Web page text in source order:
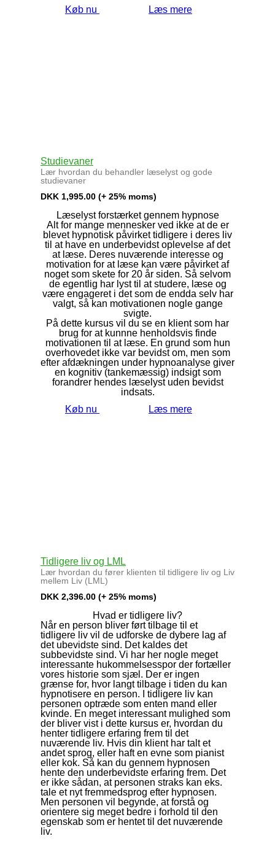
Køb nu
Læs mere
Studievaner
Lær hvordan du behandler læselyst og gode
studievaner
DKK 1,995.00 (+ 25% moms)
Læselyst forstærket gennem hypnose
Alt for mange mennesker ved ikke at de er
blevet hypnotisk påvirket tidligere i deres liv
til at have en underbevidst oplevelse af det
at læse. Deres nuværende interesse og
motivation for at læse kan være påvirket af
noget som skete for 20 år siden. Så selvom
de egentlig har lyst til at studere, læse og
være engageret i det som de endda selv har
valgt, så kan motivationen nogle gange
svigte.
På dette kursus vil du se en klient som har
brug for at kunnne henholdsvis finde
motivationen til at læse. En grund som hun
overhovedet ikke var bevidst om, men som
efter afdækningen under hypnoanalyse giver
en kognitiv (tankemæssig) indsigt som
forandrer hendes læselyst uden bevidst
indsats.
Køb nu
Læs mere
Tidligere liv og LML
Lær hvordan du fører klienten til tidligere liv og Liv
mellem Liv (LML)
DKK 2,396.00 (+ 25% moms)
Hvad er tidligere liv?
Når en person bliver ført tilbage til et
tidligere liv vil de udforske de dybere lag af
det ubevidste sind. Det kaldes det
subbevidste sind. Vi har her nogle meget
interessante hukommelsesspor der fortæller
vores historie som sjæl. Der er ingen
grænse for, hvor langt tilbage i tiden du kan
hypnotisere en person. I tidligere liv kan
personen optræde som enten mand eller
kvinde. En meget interessant mulighed som
der bliver vist i dette kursus er, hvordan du
henter tidligere erfaring frem til det
nuværende liv. Hvis din klient har talt et
andet sprog, eller haft en evne som pianist
eller kok. Så kan du gennem hypnosen
hente den underbevidste erfaring frem. Det
er ikke sådan, at personen straks kan eks.
tale et nyt fremmedsprog efter hypnosen.
Men personen vil begynde, at forstå og
orientere sig meget bedre i forhold til den
egenskab som er hentet til det nuværende
liv.